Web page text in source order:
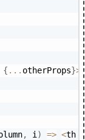
{ ... otherProps}>
, i ) => <th